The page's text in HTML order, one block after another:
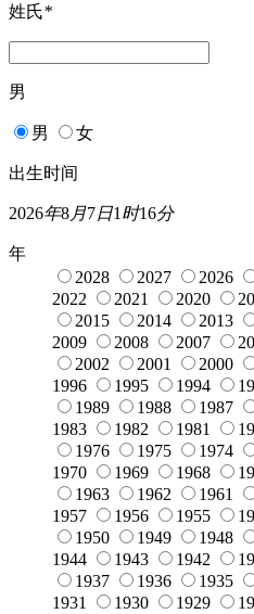
姓氏*
男
男 女
出生时间
2026年8月7日1 时16分
年
2028
2027 2026
2022
2021 2020
2015
2014 2013
2009
2008 2007
2002
2001 2000
1996
1995 1994
1989
1988 1987
1983
1982 1981
1976
1975 1974
1970
1969 1968
1963
1962 1961
1957
1956 1955
1950
1949 1948
1944
1943 1942
1937
1936 1935
1931
1930 1929